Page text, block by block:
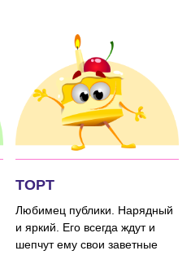
ТОРТ
Любимец публики. Нарядный
и яркий. Его всегда ждут и
шепчут ему свои заветные